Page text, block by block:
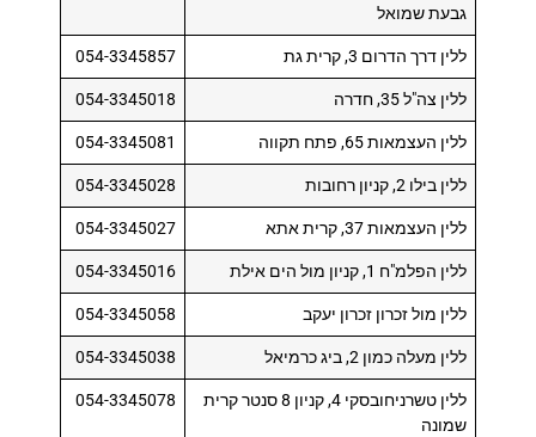
גבעת שמואל
ללין דרך הדרום 3, קרית גת 054-3345857
ללין צה"ל 35, חדרה 054-3345018
ללין העצמאות 65, פתח תקווה 054-3345081
ללין בילו 2, קניון רחובות 054-3345028
ללין העצמאות 37, קרית אתא 054-3345027
ללין הפלמ"ח 1, קניון מול הים אילת 054-3345016
ללין מול זכרון זכרון יעקב 054-3345058
ללין מעלה כמון 2, ביג כרמיאל 054-3345038
ללין טשרניחובסקי 4, קניון 8 סנטר קרית
שמונה
054-3345078